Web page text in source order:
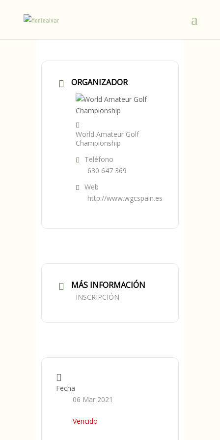
ORGANIZADOR
World Amateur Golf
Championship
Teléfono
630 647 369
Web
http://www.wgcspain.es
MÁS INFORMACIÓN
INSCRIPCIÓN
Fecha
06 Mar 2021
Vencido